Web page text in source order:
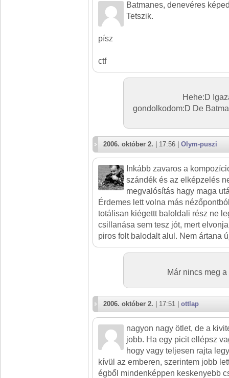
Batmanes, denevéres
Tetszik.
písz
ctf
Hehe:D
gondolkodom:D De
2006. október 2. | 17:56 | Olym-puszi
Inkább zavaros a
szándék és az elképzelés
megvalósítás hagy maga
Érdemes lett volna más
totálisan kiégettt baloldali rész ne
csillanása sem tesz jót, mert
piros folt balodalt alul. Nem ártana
Már nincs meg
2006. október 2. | 17:51 | ottlap
nagyon nagy ötlet, de a
jobb. Ha egy picit ellépsz
hogy vagy teljesen rajta
kívül az emberen, szerintem jobb
égből mindenképpen keskenyebb